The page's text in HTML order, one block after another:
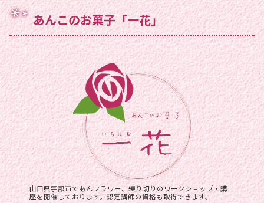
あんこのお菓子「一花」
山口県宇部市であんフラワー、練り切りのワークショップ・講
座を開催しております。認定講師の資格も取得できます。